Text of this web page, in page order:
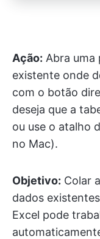
Ação: Abra uma
existente onde
com o botão
deseja que a
ou use o atalho
no Mac).
Objetivo: Colar
dados
Excel pode